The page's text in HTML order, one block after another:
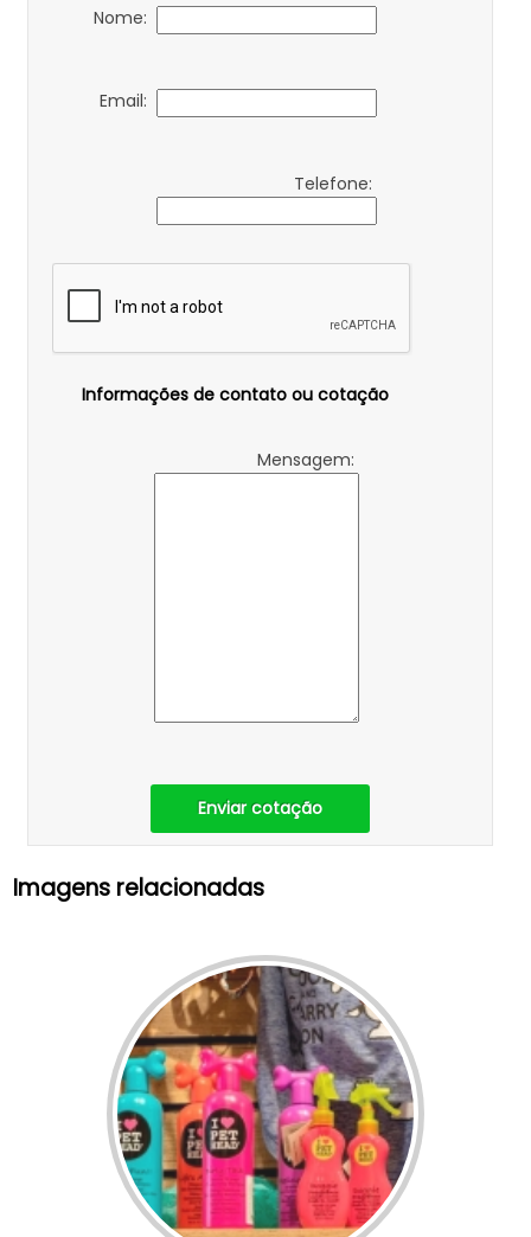
Nome:
Email:
Telefone:
Informações de contato ou cotação
Mensagem:
Enviar cotação
Imagens relacionadas